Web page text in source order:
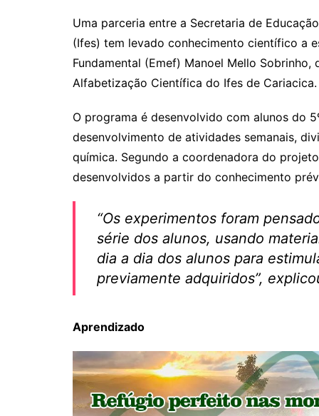
at
s
A
p
c
e
b
o
k
itt
er
ai
l
Uma parceria entre a Secretaria de
(Ifes) tem levado conhecimento científico a
Fundamental (Emef) Manoel Mello
Alfabetização Científica do Ifes de Cariacica.
O programa é desenvolvido com alunos do
desenvolvimento de atividades semanais,
química. Segundo a coordenadora do
desenvolvidos a partir do conhecimento
“Os experimentos foram
série dos alunos, usando
dia a dia dos alunos para
previamente adquiridos”,
Aprendizado